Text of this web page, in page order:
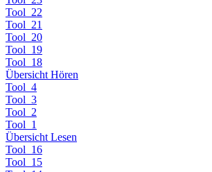
Tool_22
Tool_21
Tool_20
Tool_19
Tool_18
Übersicht Hören
Tool_4
Tool_3
Tool_2
Tool_1
Übersicht Lesen
Tool_16
Tool_15